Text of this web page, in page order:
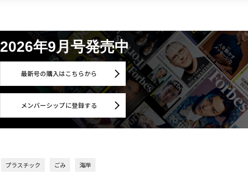
2026年9月号発売中
最新号の購入はこちらから
メンバーシップに登録する
プラスチック ごみ 海岸